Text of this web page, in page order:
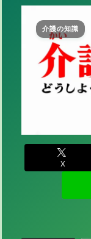
介護の知識
X